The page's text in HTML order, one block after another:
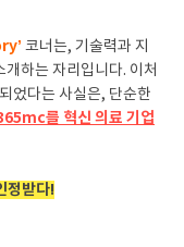
코너는, 기술력과 지
하는 자리입니다. 이처
었다는 사실은, 단순한
를 혁신 의료 기업
정받다!